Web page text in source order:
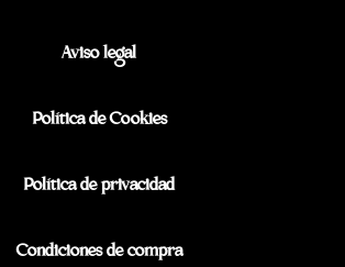
Aviso legal
Política de Cookies
Política de privacidad
Condiciones de compra